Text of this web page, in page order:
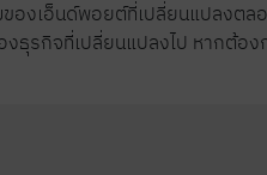
งเอ็นด์พอยต์ที่เปลี่ยนแปลงตล
รกิจที่เปลี่ยนแปลงไป หากต้อง